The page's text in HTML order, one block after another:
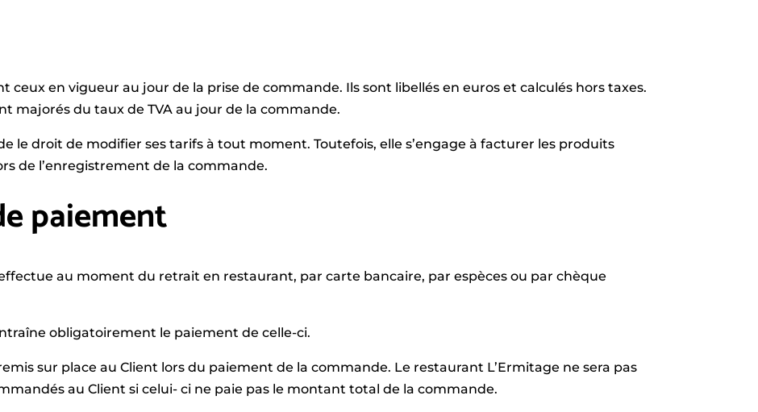
ceux en vigueur au jour de la prise de commande. Ils sont libellés en euros et calculés hors taxes.
majorés du taux de TVA au jour de la commande.
le droit de modifier ses tarifs à tout moment. Toutefois, elle s’engage à facturer les produits
de l’enregistrement de la commande.
paiement
au moment du retrait en restaurant, par carte bancaire, par espèces ou par chèque
obligatoirement le paiement de celle-ci.
sur place au Client lors du paiement de la commande. Le restaurant L’Ermitage ne sera pas
au Client si celui- ci ne paie pas le montant total de la commande.